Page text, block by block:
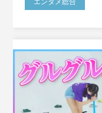
エンタメ総合